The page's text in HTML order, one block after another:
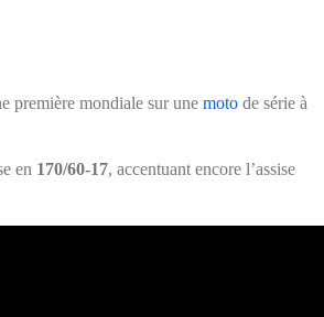
première mondiale sur une moto de série à
en 170/60-17, accentuant encore l’assise